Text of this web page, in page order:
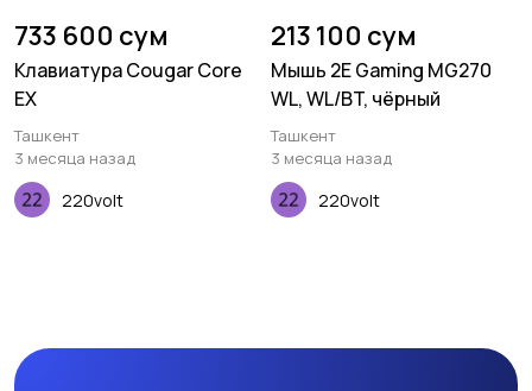
733 600 сум
Клавиатура Cougar Core
EX
Ташкент
3 месяца назад
220volt
213 100 сум
Мышь 2E Gaming MG270
WL, WL/BT, чёрный
Ташкент
3 месяца назад
220volt